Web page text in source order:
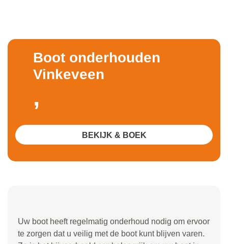
Uw boot heeft regelmatig onderhoud nodig om ervoor
te zorgen dat u veilig met de boot kunt blijven varen.
Boot onderhouden
Vinkeveen
,
BEKIJK & BOEK